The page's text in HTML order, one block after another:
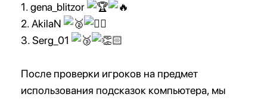
1. gena_blitzor
2. AkilaN
3. Serg_01
После проверки игроков на предмет
использования подсказок компьютера, мы